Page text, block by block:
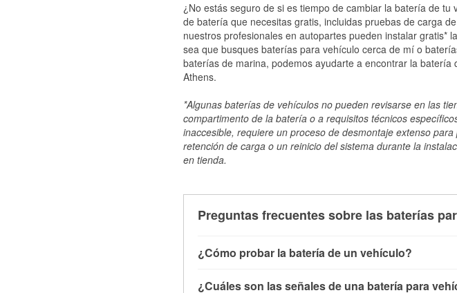
¿No estás seguro de si es tiempo de cambiar la batería de
de batería que necesitas gratis, incluidas pruebas de carga
nuestros profesionales en autopartes pueden instalar gratis*
sea que busques baterías para vehículo cerca de mí o
baterías de marina, podemos ayudarte a encontrar la
Athens.
*Algunas baterías de vehículos no pueden revisarse en las
compartimento de la batería o a requisitos técnicos
inaccesible, requiere un proceso de desmontaje extenso
retención de carga o un reinicio del sistema durante la
en tienda.
Preguntas frecuentes sobre las baterías
¿Cómo probar la batería de un vehículo?
¿Cuáles son las señales de una batería para